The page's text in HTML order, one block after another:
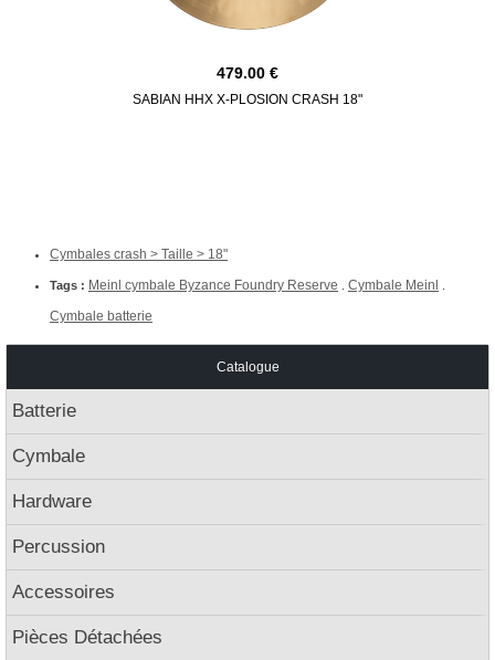
479.00
SABIAN HHX X-PLOSION CRASH 18"
Cymbales crash > Taille > 18"
Tags : Meinl cymbale Byzance Foundry Reserve Cymbale Meinl
Cymbale batterie
Catalogue
Batterie
Cymbale
Hardware
Percussion
Accessoires
Pièces Détachées